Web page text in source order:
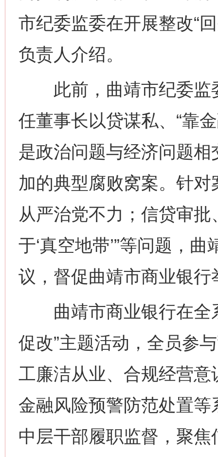
市纪委监委在开展整改“
负责人介绍。
此前，曲靖市纪委监
任董事长以贷谋私、“靠
是政治问题与经济问题
加的典型腐败窝案。针
从严治党不力；信贷审
于‘真空地带’”等问题，
议，督促曲靖市商业银
曲靖市商业银行在全
促改”主题活动，全员参
工廉洁从业、合规经营
金融风险预警防范处置
中层干部履职监督，聚